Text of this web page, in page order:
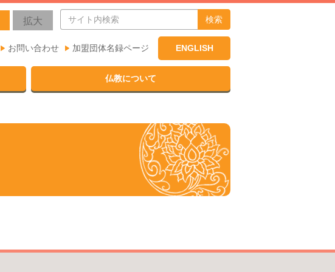
拡大 検索
お問い合わせ 加盟団体名録ページ ENGLISH
仏教について